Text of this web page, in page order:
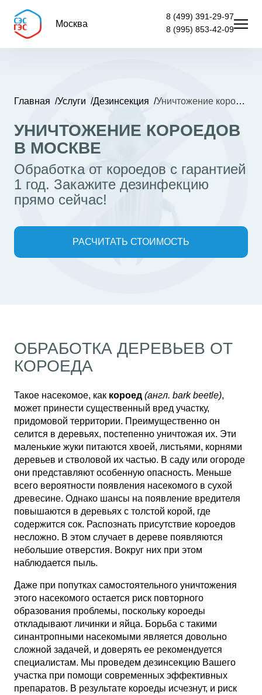
Москва
8 (499) 391-29-97
8 (995) 853-42-09
Главная Услуги Дезинсекция Уничтожение короедов
УНИЧТОЖЕНИЕ КОРОЕДОВ
В МОСКВЕ
Обработка от короедов с гарантией
1 год. Закажите дезинфекцию
прямо сейчас!
РАСЧИТАТЬ СТОИМОСТЬ
ОБРАБОТКА ДЕРЕВЬЕВ ОТ
КОРОЕДА
Такое насекомое, как короед (англ. bark beetle),
может принести существенный вред участку,
придомовой территории. Преимущественно он
селится в деревьях, постепенно уничтожая их. Эти
маленькие жуки питаются хвоей, листьями, корнями
деревьев и стволовой их частью. В саду или огороде
они представляют особенную опасность. Меньше
всего вероятности появления насекомого в сухой
древесине. Однако шансы на появление вредителя
повышаются в деревьях с толстой корой, где
содержится сок. Распознать присутствие короедов
несложно. В этом случает в дереве появляются
небольшие отверстия. Вокруг них при этом
наблюдается пыль.
Даже при попутках самостоятельного уничтожения
этого насекомого остается риск повторного
образования проблемы, поскольку короеды
откладывают личинки и яйца. Борьба с такими
синантропными насекомыми является довольно
сложной задачей, и доверять ее рекомендуется
специалистам. Мы проведем дезинсекцию Вашего
участка при помощи современных эффективных
препаратов. В результате короеды исчезнут, и риск